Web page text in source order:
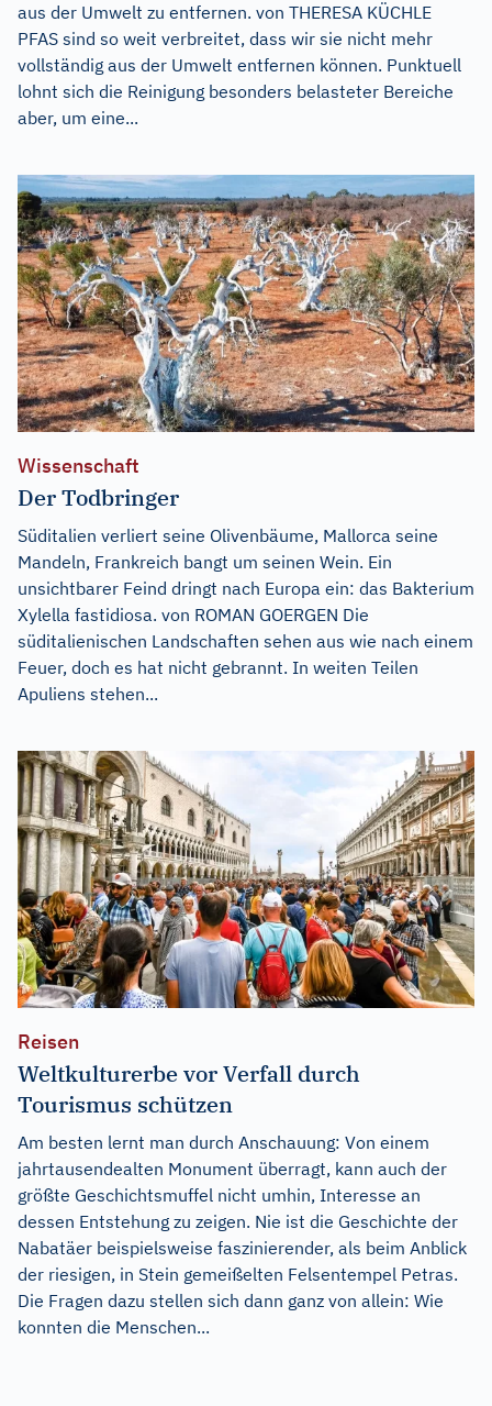
aus der Umwelt zu entfernen. von THERESA KÜCHLE
PFAS sind so weit verbreitet, dass wir sie nicht mehr
vollständig aus der Umwelt entfernen können. Punktuell
lohnt sich die Reinigung besonders belasteter Bereiche
aber, um eine...
Wissenschaft
Der Todbringer
Süditalien verliert seine Olivenbäume, Mallorca seine
Mandeln, Frankreich bangt um seinen Wein. Ein
unsichtbarer Feind dringt nach Europa ein: das Bakterium
Xylella fastidiosa. von ROMAN GOERGEN Die
süditalienischen Landschaften sehen aus wie nach einem
Feuer, doch es hat nicht gebrannt. In weiten Teilen
Apuliens stehen...
Reisen
Weltkulturerbe vor Verfall durch
Tourismus schützen
Am besten lernt man durch Anschauung: Von einem
jahrtausendealten Monument überragt, kann auch der
größte Geschichtsmuffel nicht umhin, Interesse an
dessen Entstehung zu zeigen. Nie ist die Geschichte der
Nabatäer beispielsweise faszinierender, als beim Anblick
der riesigen, in Stein gemeißelten Felsentempel Petras.
Die Fragen dazu stellen sich dann ganz von allein: Wie
konnten die Menschen...